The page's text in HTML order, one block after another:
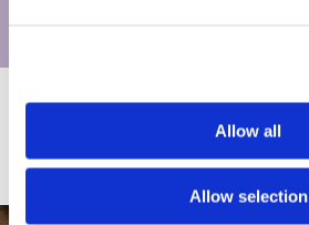
Allow all
Allow selection
Kā tas darbojas